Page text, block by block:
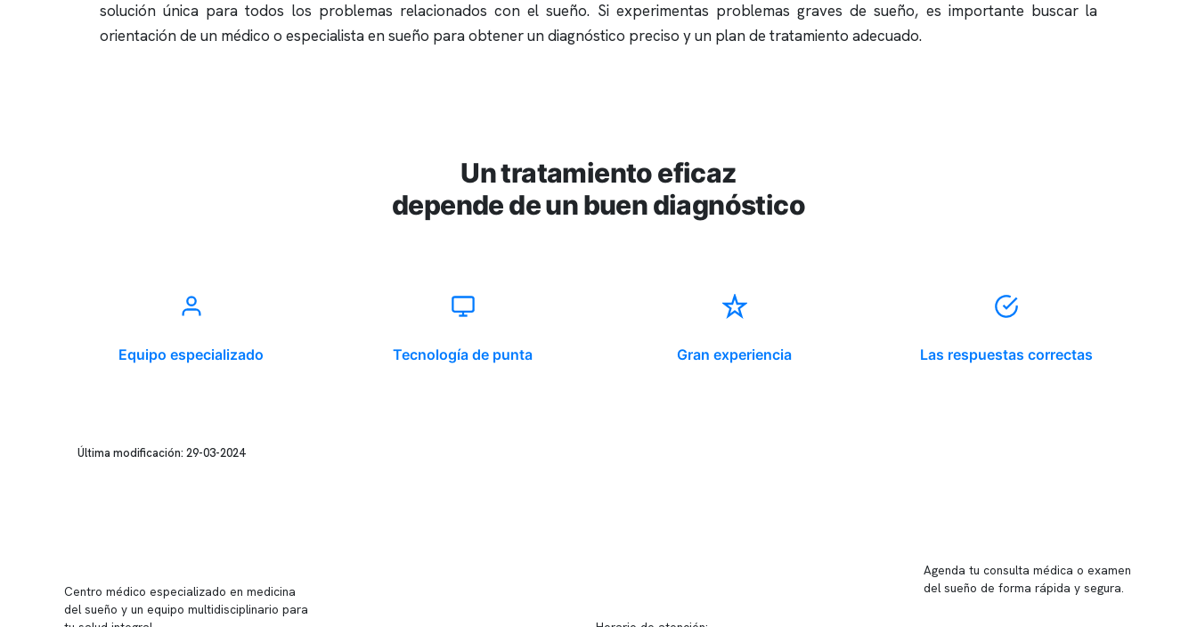
solución única para todos los problemas relacionados con el sueño. Si experimentas problemas graves de sueño, es importante buscar la
orientación de un médico o especialista en sueño para obtener un diagnóstico preciso y un plan de tratamiento adecuado.
Un tratamiento eficaz
depende de un buen diagnóstico
Equipo especializado Tecnología de punta Gran experiencia Las respuestas correctas
Última modificación: 29-03-2024
Centro médico especializado en medicina
del sueño y un equipo multidisciplinario para
Agenda tu consulta médica o examen
del sueño de forma rápida y segura.